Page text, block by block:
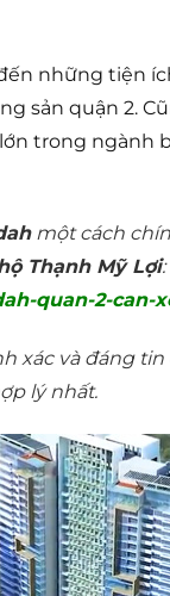
những tiện
sản quận 2.
trong ngành
một cách
Thạnh Mỹ Lợi:
quan-2-can-
xác và đáng
lý nhất.